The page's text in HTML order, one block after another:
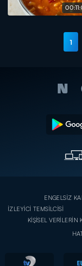
1
ENGELSİZ
İZLEYİCİ TEMSİLCİSİ
KİŞİSEL VERİLERİN